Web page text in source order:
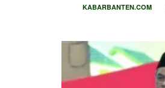
KABARBANTEN.COM